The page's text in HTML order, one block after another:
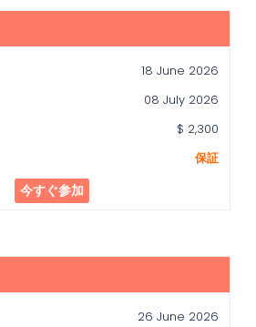
18 June 2026
08 July 2026
$ 2,300
保証
今すぐ参加
26 June 2026